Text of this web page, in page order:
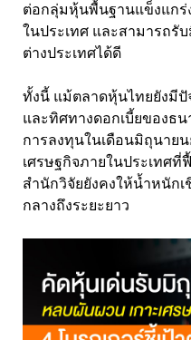
ต่อกลุ่มหุ้นพื้นฐานแข็งแกร่
ในประเทศ และสามารถรั
ต่างประเทศได้ดี
ทั้งนี้ แม้ตลาดหุ้นไทยยังมีปั
และทิศทางดอกเบี้ยของธ
การลงทุนในเดือนมิถุนาย
เศรษฐกิจภายในประเทศที่
สำนักวิจัยยังคงให้น้ำหนัก
กลางถึงระยะยาว